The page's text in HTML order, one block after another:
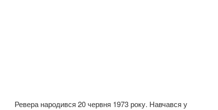
Ревера народився 20 червня 1973 року. Навчався у